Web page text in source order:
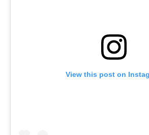
View this post on